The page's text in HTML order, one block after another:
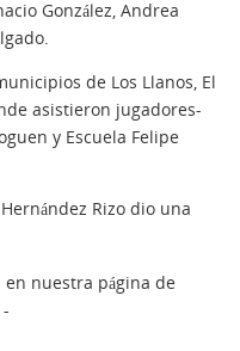
González, Andrea
de Los Llanos, El
asistieron jugadores-
y Escuela Felipe
Rizo dio una
en nuestra página de
-